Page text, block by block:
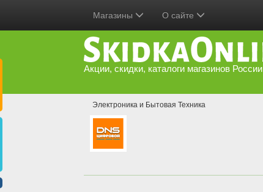
Магазины О сайте
Акции, скидки, каталоги магазинов России
Электроника и Бытовая Техника